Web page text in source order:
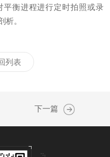
衡进程进行定时拍照或录
析。
列表
下一篇